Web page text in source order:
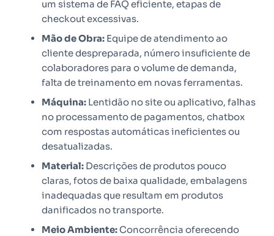
um sistema de FAQ eficiente, etapas de
checkout excessivas.
Mão de Obra: Equipe de atendimento ao
cliente despreparada, número insuficiente de
colaboradores para o volume de demanda,
falta de treinamento em novas ferramentas.
Máquina: Lentidão no site ou aplicativo, falhas
no processamento de pagamentos, chatbox
com respostas automáticas ineficientes ou
desatualizadas.
Material: Descrições de produtos pouco
claras, fotos de baixa qualidade, embalagens
inadequadas que resultam em produtos
danificados no transporte.
Meio Ambiente:Concorrência oferecendo